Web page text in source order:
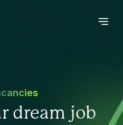
dream job